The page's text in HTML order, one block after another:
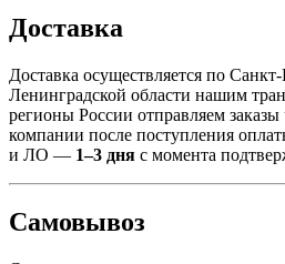
Доставка
Доставка осуществляется по
Ленинградской области нашим
регионы России отправляем заказы
компании после поступления
и ЛО — 1–3 дня с момента
Самовывоз